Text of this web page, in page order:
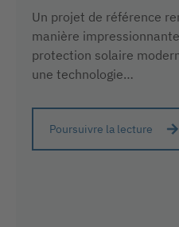
Un projet de référence
manière
protection solaire
une technologie…
Poursuivre la lecture